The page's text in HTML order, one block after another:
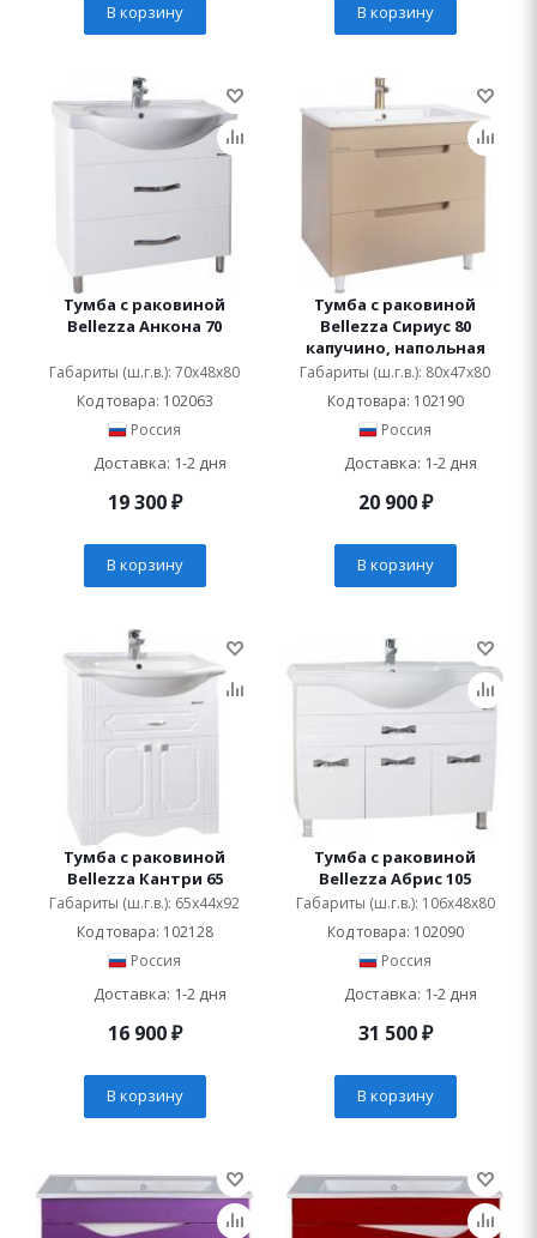
В корзину В корзину
Тумба с раковиной
Bellezza Анкона 70
Габариты (ш.г.в.): 70x48x80
Код товара: 102063
Россия
Доставка: 1-2 дня
19 300₽
В корзину
Тумба с раковиной
Bellezza Сириус 80
капучино, напольная
Габариты (ш.г.в.): 80x47x80
Код товара: 102190
Россия
Доставка: 1-2 дня
20 900₽
В корзину
Тумба с раковиной
Bellezza Кантри 65
Габариты (ш.г.в.): 65x44x92
Код товара: 102128
Россия
Доставка: 1-2 дня
16 900₽
В корзину
Тумба с раковиной
Bellezza Абрис 105
Габариты (ш.г.в.): 106x48x80
Код товара: 102090
Россия
Доставка: 1-2 дня
31 500₽
В корзину